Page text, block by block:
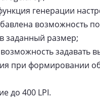
генерации
возможность
заданный размер;
задавать
при формировании
до 400 LPI.